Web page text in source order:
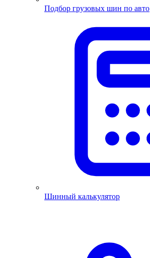
Подбор грузовых шин по авто
Шинный калькулятор